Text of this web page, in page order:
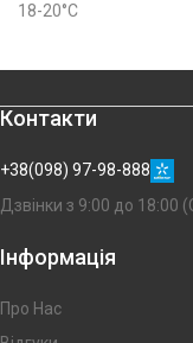
18-20°С
Контакти
+38(098) 97-98-888
Дзвінки з 9:00 до 18:00
Інформація
Про Нас